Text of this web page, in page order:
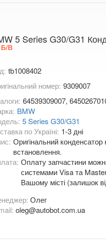
5 Series G30/G31
Б/В
tb1008402
номер: 9309007
64539309007,
BMW
5 Series G30/G31
по Україні: 1-3 дні
Оригінальний конденсатор
встановлення.
Оплату запчастини
системами Visa та
Вашому місті (залишок
Олег
oleg@autobot.com.ua